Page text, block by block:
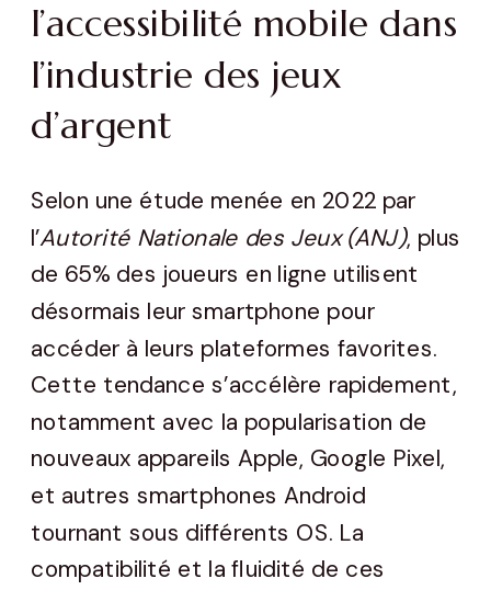
l’accessibilité mobile dans
l’industrie des jeux
d’argent
Selon une étude menée en 2022 par
l’Autorité Nationale des Jeux (ANJ), plus
de 65% des joueurs en ligne utilisent
désormais leur smartphone pour
accéder à leurs plateformes favorites.
Cette tendance s’accélère rapidement,
notamment avec la popularisation de
nouveaux appareils Apple, Google Pixel,
et autres smartphones Android
tournant sous différents OS. La
compatibilité et la fluidité de ces